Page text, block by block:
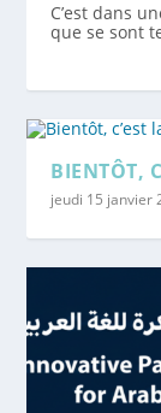
C’est dans
que se sont
BIENTÔT,
jeudi 15 janvier